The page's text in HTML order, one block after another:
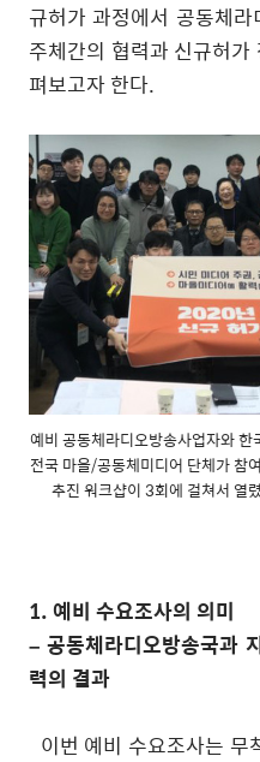
규허가 과정에서 공동체
주체간의 협력과 신규허
펴보고자 한다.
예비 공동체라디오방송사업자와
전국 마을/공동체미디어 단체가 참
추진 워크샵이 3회에 걸쳐서 열
1.예비 수요조사의 의미
– 공동체라디오방송국과
력의 결과
이번 예비 수요조사는 무